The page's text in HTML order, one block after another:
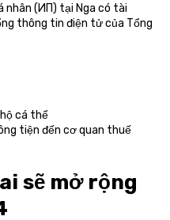
nhân (ИП) tại Nga có tài
thông tin điện tử của Tổng
cá thể
tiện đến cơ quan thuế
sẽ mở rộng